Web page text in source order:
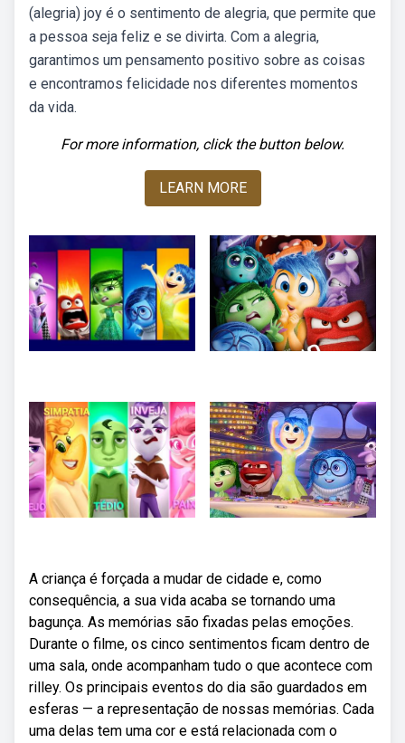
(alegria) joy é o sentimento de alegria, que permite que
a pessoa seja feliz e se divirta. Com a alegria,
garantimos um pensamento positivo sobre as coisas
e encontramos felicidade nos diferentes momentos
da vida.
For more information, click the button below.
LEARN MORE
A criança é forçada a mudar de cidade e, como
consequência, a sua vida acaba se tornando uma
bagunça. As memórias são fixadas pelas emoções.
Durante o filme, os cinco sentimentos ficam dentro de
uma sala, onde acompanham tudo o que acontece com
rilley. Os principais eventos do dia são guardados em
esferas — a representação de nossas memórias. Cada
uma delas tem uma cor e está relacionada com o